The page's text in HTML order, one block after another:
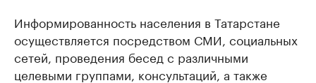
Информированность населения в Татарстане
осуществляется посредством СМИ, социальных
сетей, проведения бесед с различными
целевыми группами, консультаций, а также